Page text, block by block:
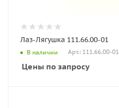
Лаз-Лягушка 111.66.00-01
В наличии Арт.: 111.66.00-01
Цены по запросу